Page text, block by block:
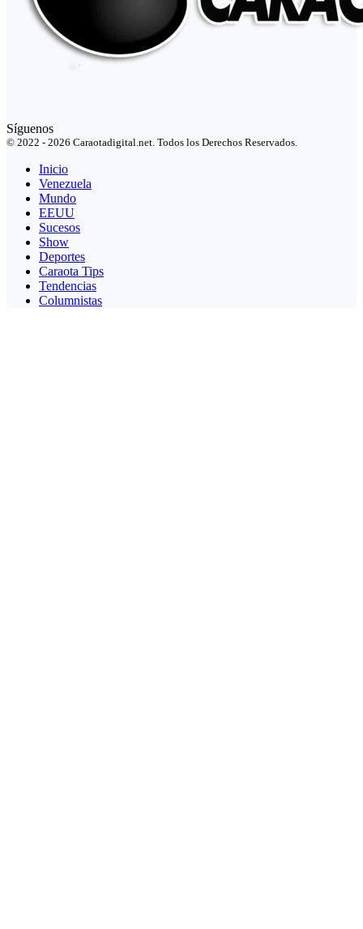
Síguenos
© 2022 - 2026 Caraotadigital.net. Todos los Derechos Reservados.
Inicio
Venezuela
Mundo
EEUU
Sucesos
Show
Deportes
Caraota Tips
Tendencias
Columnistas